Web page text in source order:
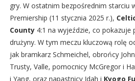
gry. W ostatnim bezpośrednim starciu
Premiership (11 stycznia 2025 r.),
County 4:1 na wyjeździe, co pokazuje
drużyny. W tym meczu kluczową rolę
jak bramkarz Schmeichel, obrońcy
Trusty, Valle, pomocnicy McGregor i
i Yang, oraz napastnicy Idah i Kyogo